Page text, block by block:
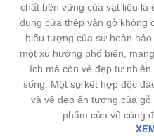
chất bền vững của vật liệu là
dụng cửa thép vân gỗ không
biểu tượng của sự hoàn
một xu hướng phổ biến,
ích mà còn vẻ đẹp tự
sống. Một sự kết hợp độc
và vẻ đẹp ấn tượng của
phẩm cửa vô cùng